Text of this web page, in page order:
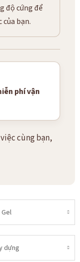
độ cứng để
bạn.
phí vận
cùng bạn,
dựng